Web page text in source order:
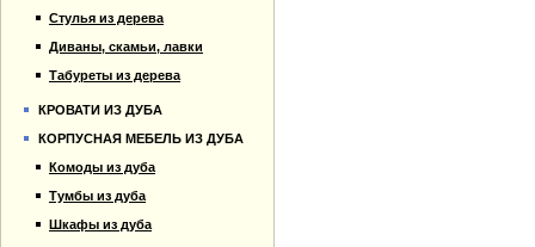
Стулья из дерева
Диваны, скамьи, лавки
Табуреты из дерева
КРОВАТИ ИЗ ДУБА
КОРПУСНАЯ МЕБЕЛЬ ИЗ ДУБА
Комоды из дуба
Тумбы из дуба
Шкафы из дуба